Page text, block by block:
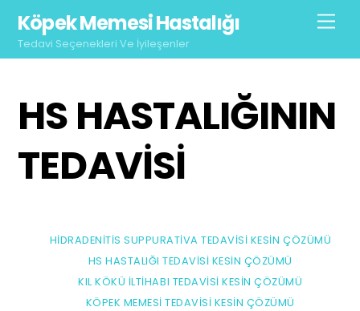
content
Köpek Memesi Hastalığı
Tedavi Seçenekleri Ve İyileşenler
HS HASTALIĞININ
TEDAVISI
HIDRADENITIS SUPPURATIVA TEDAVISI KESIN ÇÖZÜMÜ
HS HASTALIĞI TEDAVISI KESIN ÇÖZÜMÜ
KIL KÖKÜ İLTIHABI TEDAVISI KESIN ÇÖZÜMÜ
KÖPEK MEMESI TEDAVISI KESIN ÇÖZÜMÜ